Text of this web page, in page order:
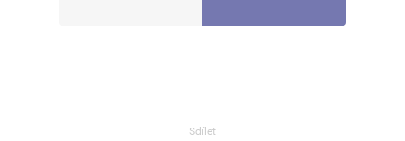
Sdílet